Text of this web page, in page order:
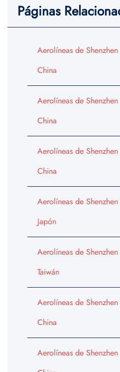
Páginas
Aerolíneas de
China
Aerolíneas de
China
Aerolíneas de
China
Aerolíneas de
Japón
Aerolíneas de
Taiwán
Aerolíneas de
China
Aerolíneas de